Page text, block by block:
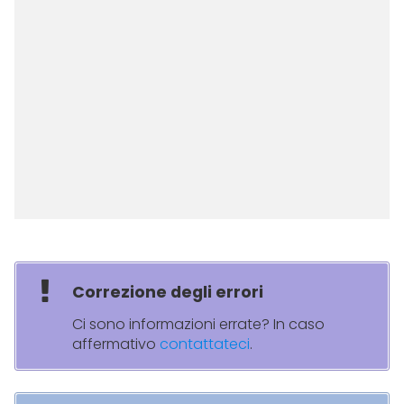
Correzione degli errori
Ci sono informazioni errate? In caso
affermativo contattateci.